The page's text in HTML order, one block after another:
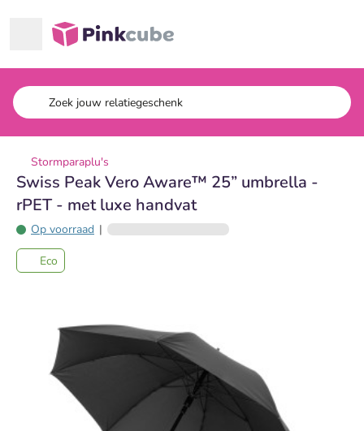
Pinkcube
Stormparaplu's
Swiss Peak Vero Aware™ 25” umbrella -
rPET - met luxe handvat
Op voorraad |
Eco